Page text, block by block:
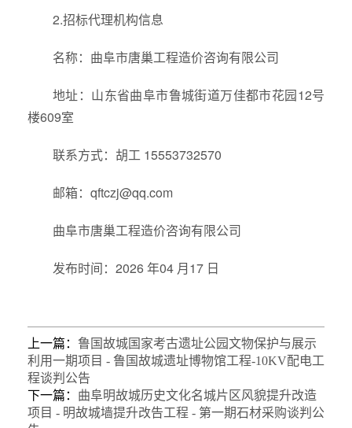
2.招标代理机构信息
名称：曲阜市唐巢工程造价咨询有限公司
地址：山东省曲阜市鲁城街道万佳都市花园12号
楼609室
联系方式：胡工 15553732570
邮箱：qftczj@qq.com
曲阜市唐巢工程造价咨询有限公司
发布时间：2026 年04 月17 日
上一篇： 鲁国故城国家考古遗址公园文物保护与展示
利用一期项目 - 鲁国故城遗址博物馆工程-10KV配电工
程谈判公告
下一篇： 曲阜明故城历史文化名城片区风貌提升改造
项目 - 明故城墙提升改告工程 - 第一期石材采购谈判公